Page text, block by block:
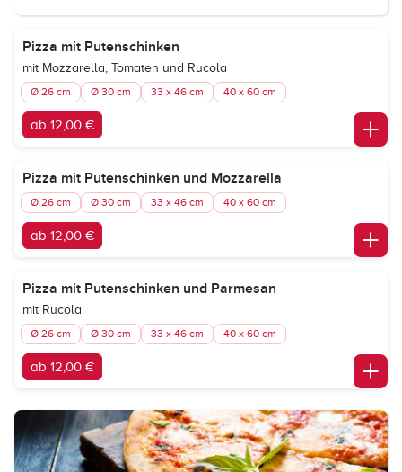
Pizza mit Putenschinken
mit Mozzarella, Tomaten und Rucola
Ø 26 cm Ø 30 cm 33 x 46 cm 40 x 60 cm
ab 12,00 €
Pizza mit Putenschinken und Mozzarella
Ø 26 cm Ø 30 cm 33 x 46 cm 40 x 60 cm
ab 12,00 €
Pizza mit Putenschinken und Parmesan
mit Rucola
Ø 26 cm Ø 30 cm 33 x 46 cm 40 x 60 cm
ab 12,00 €